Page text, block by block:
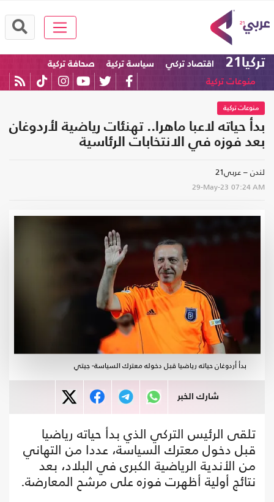
تركيا21 اقتصاد تركي سياسة تركية
صحافة تركية
منوعات تركية
منوعات تركية
بدأ حياته لاعبا ماهرا.. تهنئات رياضية لأردوغان
بعد فوزه في الانتخابات الرئاسية
لندن – عربي21
29-May-23 07:24 AM
بدأ أردوغان حياته رياضيا قبل دخوله معترك السياسة- جيتي
شارك الخبر
تلقى الرئيس التركي الذي بدأ حياته رياضيا
قبل دخول معترك السياسة، عددا من التهاني
من الأندية الرياضية الكبرى في البلاد، بعد
نتائج أولية أظهرت فوزه على مرشح المعارضة.